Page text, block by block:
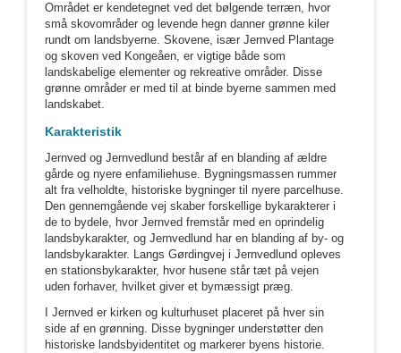
Området er kendetegnet ved det bølgende terræn, hvor
små skovområder og levende hegn danner grønne kiler
rundt om landsbyerne. Skovene, især Jernved Plantage
og skoven ved Kongeåen, er vigtige både som
landskabelige elementer og rekreative områder. Disse
grønne områder er med til at binde byerne sammen med
landskabet.
Karakteristik
Jernved og Jernvedlund består af en blanding af ældre
gårde og nyere enfamiliehuse. Bygningsmassen rummer
alt fra velholdte, historiske bygninger til nyere parcelhuse.
Den gennemgående vej skaber forskellige bykarakterer i
de to bydele, hvor Jernved fremstår med en oprindelig
landsbykarakter, og Jernvedlund har en blanding af by- og
landsbykarakter. Langs Gørdingvej i Jernvedlund opleves
en stationsbykarakter, hvor husene står tæt på vejen
uden forhaver, hvilket giver et bymæssigt præg.
I Jernved er kirken og kulturhuset placeret på hver sin
side af en grønning. Disse bygninger understøtter den
historiske landsbyidentitet og markerer byens historie.